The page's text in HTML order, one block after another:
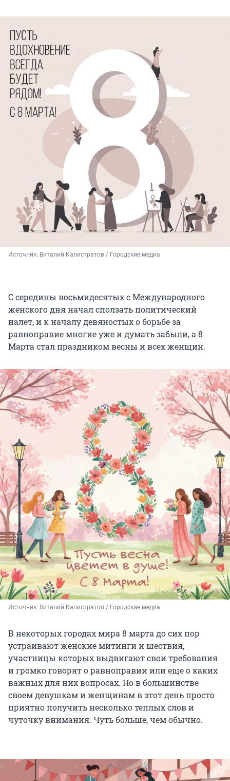
Источник: Виталий Калистратов / Городские медиа
С середины восьмидесятых с Международного
женского дня начал сползать политический
налет, и к началу девяностых о борьбе за
равноправие многие уже и думать забыли, а 8
Марта стал праздником весны и всех женщин.
Источник: Виталий Калистратов / Городские медиа
В некоторых городах мира 8 марта до сих пор
устраивают женские митинги и шествия,
участницы которых выдвигают свои требования
и громко говорят о равноправии или еще о каких
важных для них вопросах. Но в большинстве
своем девушкам и женщинам в этот день просто
приятно получить несколько теплых слов и
чуточку внимания. Чуть больше, чем обычно.